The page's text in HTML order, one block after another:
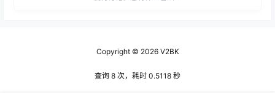
Copyright © 2026V2BK
查询 8 次，耗时 0.5118 秒